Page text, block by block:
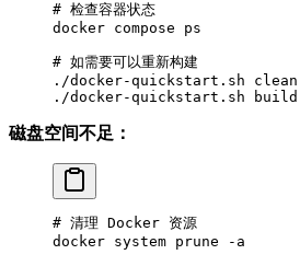
# 检查容器状态
docker compose ps
# 如需要可以重新构建
./docker-quickstart.sh clean
./docker-quickstart.sh build
磁盘空间不足：
# 清理 Docker 资源
docker system prune -a